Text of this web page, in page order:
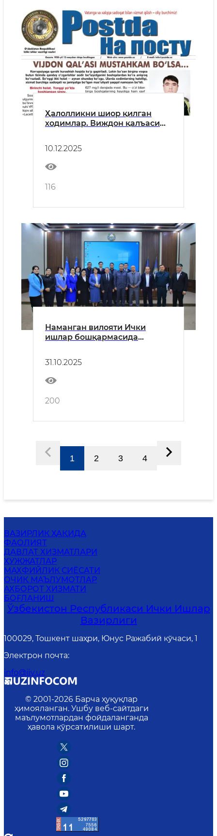
Ҳалолликни шиор қилган
ходимлар. Виждон қалъаси
10.12.2025
116
Наманган вилояти Ички
ишлар бошқармасида
давра суҳбати ўтказилди
31.10.2025
200
1 2 3 4
ВАЗИРЛИК ҲАҚИДА
ФАОЛИЯТ
ДАВЛАТ ХИЗМАТЛАРИ
ҲУЖЖАТЛАР
MАХФИЙЛИК СИЁСАТИ
ОЧИҚ МАЪЛУМОТЛАР
АХБОРОТ ХИЗМАТИ
БОҒЛАНИШ
Ўзбекистон Республикаси Ички Ишлар
Вазирлиги
100029, Тошкент шаҳри, Юнус Ражабий кўчаси, 1
Электрон почта:
info@iiv.uz
© 2001-2026 Барча ҳуқуқлар
ҳимояланган. Ушбу веб-сайтдаги
маълумотлардан фойдаланганда
ҳавола кўрсатилиши шарт.